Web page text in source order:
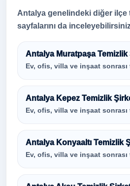
Antalya genelindeki diğer ilçe
sayfalarını da
Antalya Muratpaşa Temizlik
Ev, ofis, villa ve inşaat
Antalya Kepez Temizlik
Ev, ofis, villa ve inşaat
Antalya Konyaaltı Temizlik
Ev, ofis, villa ve inşaat